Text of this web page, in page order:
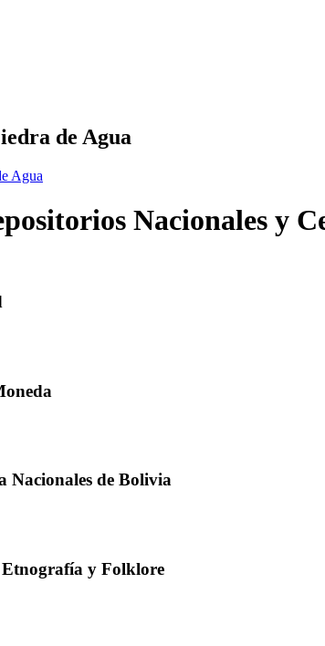
de Agua
Agua
Nacionales y
Nacionales de Bolivia
Etnografía y Folklore